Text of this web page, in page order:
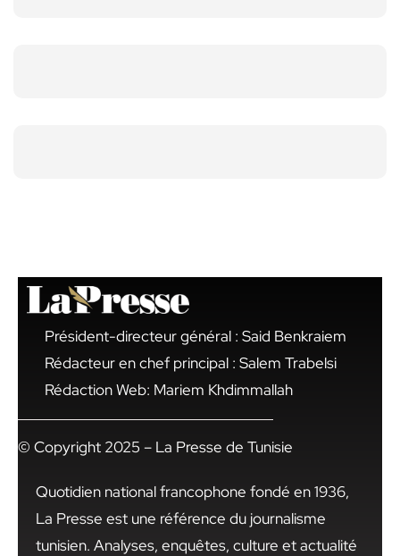
Président-directeur général : Said Benkraiem
Rédacteur en chef principal : Salem Trabelsi
Rédaction Web: Mariem Khdimmallah
© Copyright 2025 – La Presse de Tunisie
Quotidien national francophone fondé en 1936,
La Presse est une référence du journalisme
tunisien. Analyses, enquêtes, culture et actualité